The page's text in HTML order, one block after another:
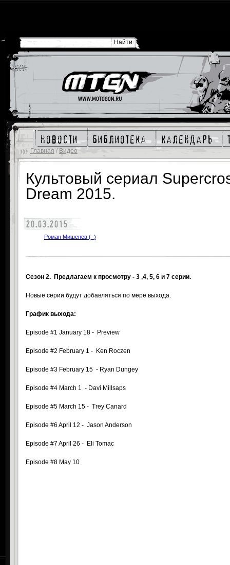
новости библиотека календарь
Главная / Видео
Культовый сериал
Dream 2015.
20.03.2015
Роман Мишенев (_)
Сезон 2. Предлагаем к просмотру - 3 ,4, 5, 6 и 7 серии.
Новые серии будут добавляться по мере выхода.
График выхода:
Episode #1 January 18 - Preview
Episode #2 February 1 - Ken Roczen
Episode #3 February 15 - Ryan Dungey
Episode #4 March 1 - Davi Millsaps
Episode #5 March 15 - Trey Canard
Episode #6 April 12 - Jason Anderson
Episode #7 April 26 - Eli Tomac
Episode #8 May 10